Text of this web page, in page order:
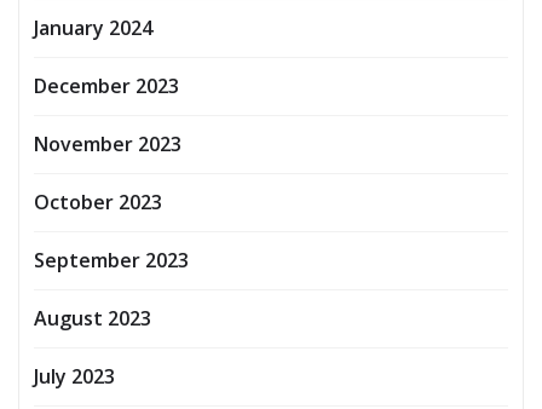
January 2024
December 2023
November 2023
October 2023
September 2023
August 2023
July 2023